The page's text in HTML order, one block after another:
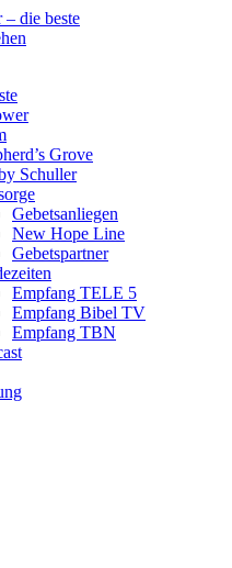
Grove
Schuller
Gebetsanliegen
New Hope Line
Gebetspartner
Empfang TELE 5
Empfang Bibel TV
Empfang TBN